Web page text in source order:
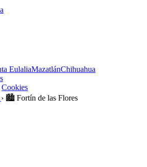
EulaliaMazatlánChihuahua
Cookies
› 🏙️ Fortín de las Flores